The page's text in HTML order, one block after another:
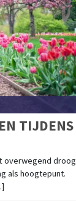
TIJDENS
overwegend droog
als hoogtepunt.